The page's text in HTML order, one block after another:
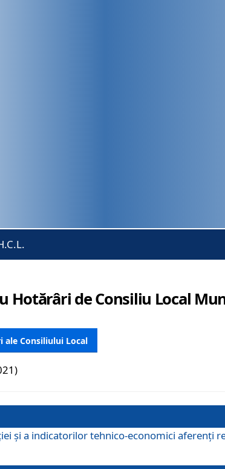
Hotărâri de Consiliu Local
ale Consiliului Local
și a indicatorilor tehnico-economici aferenți